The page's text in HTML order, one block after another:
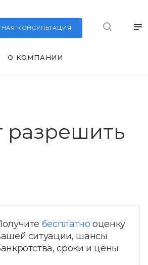
КОНСУЛЬТАЦИЯ
О КОМПАНИИ
разрешить
бесплатно оценку
ситуации, шансы
сроки и цены